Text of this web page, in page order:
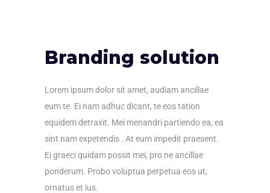
Branding solution
Lorem ipsum dolor sit amet, audiam ancillae
eum te. Ei nam adhuc dicant, te eos tation
equidem detraxit. Mei menandri partiendo ea, ea
sint nam expetendis . At eum impedit praesent.
Ei graeci quidam possit mei, pro ne ancillae
ponderum. Probo voluptua perpetua eos ut,
ornatus et ius.